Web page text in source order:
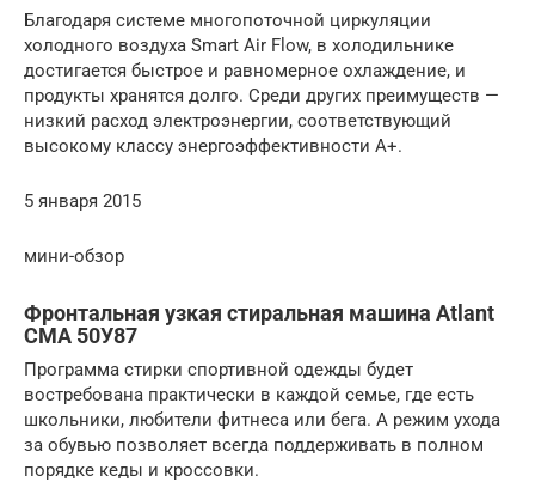
Благодаря системе многопоточной циркуляции
холодного воздуха Smart Air Flow, в холодильнике
достигается быстрое и равномерное охлаждение, и
продукты хранятся долго. Среди других преимуществ —
низкий расход электроэнергии, соответствующий
высокому классу энергоэффективности А+.
5 января 2015
мини-обзор
Фронтальная узкая стиральная машина Atlant
СМА 50У87
Программа стирки спортивной одежды будет
востребована практически в каждой семье, где есть
школьники, любители фитнеса или бега. А режим ухода
за обувью позволяет всегда поддерживать в полном
порядке кеды и кроссовки.